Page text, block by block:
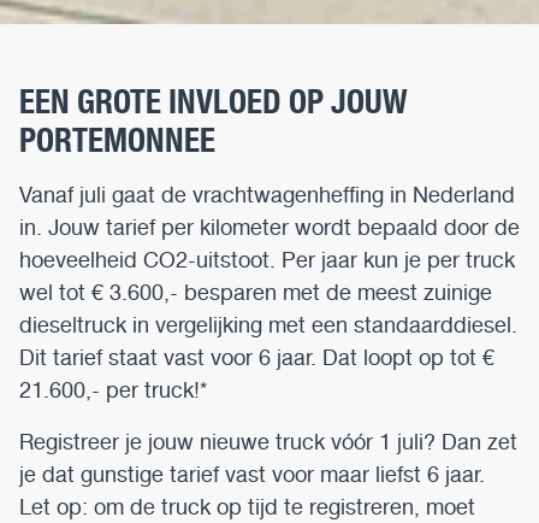
EEN GROTE INVLOED OP JOUW
PORTEMONNEE
Vanaf juli gaat de vrachtwagenheffing in Nederland
in. Jouw tarief per kilometer wordt bepaald door de
hoeveelheid CO2-uitstoot. Per jaar kun je per truck
wel tot € 3.600,- besparen met de meest zuinige
dieseltruck in vergelijking met een standaarddiesel.
Dit tarief staat vast voor 6 jaar. Dat loopt op tot €
21.600,- per truck!*
Registreer je jouw nieuwe truck vóór 1 juli? Dan zet
je dat gunstige tarief vast voor maar liefst 6 jaar.
Let op: om de truck op tijd te registreren, moet